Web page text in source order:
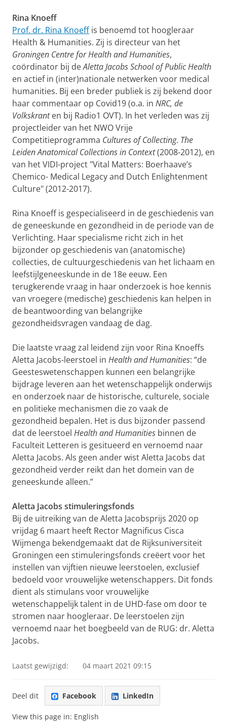
Rina Knoeff
Prof. dr. Rina Knoeffis benoemd tot hoogleraar
Health & Humanities. Zij is directeur van het
Groningen Centre for Health and Humanities,
coördinator bij deAletta Jacobs School of Public Health
en actief in (inter)nationale netwerken voor medical
humanities. Bij een breder publiek is zij bekend door
haar commentaar op Covid19 (o.a. in NRC, de
Volkskranten bij Radio1 OVT). In het verleden was zij
projectleider van het NWO Vrije
Competitieprogramma Cultures of Collecting. The
Leiden Anatomical Collections in Context(2008-2012), en
van het VIDI-project "Vital Matters: Boerhaave’s
Chemico- Medical Legacy and Dutch Enlightenment
Culture" (2012-2017).
Rina Knoeff is gespecialiseerd in de geschiedenis van
de geneeskunde en gezondheid in de periode van de
Verlichting. Haar specialisme richt zich in het
bijzonder op geschiedenis van (anatomische)
collecties, de cultuurgeschiedenis van het lichaam en
leefstijlgeneeskunde in de 18e eeuw. Een
terugkerende vraag in haar onderzoek is hoe kennis
van vroegere (medische) geschiedenis kan helpen in
de beantwoording van belangrijke
gezondheidsvragen vandaag de dag.
Die laatste vraag zal leidend zijn voor Rina Knoeffs
Aletta Jacobs-leerstoel in Health and Humanities: “de
Geesteswetenschappen kunnen een belangrijke
bijdrage leveren aan het wetenschappelijk onderwijs
en onderzoek naar de historische, culturele, sociale
en politieke mechanismen die zo vaak de
gezondheid bepalen. Het is dus bijzonder passend
dat de leerstoel Health and Humanities binnen de
Faculteit Letteren is gesitueerd en vernoemd naar
Aletta Jacobs. Als geen ander wist Aletta Jacobs dat
gezondheid verder reikt dan het domein van de
geneeskunde alleen.”
Aletta Jacobs stimuleringsfonds
Bij de uitreiking van de Aletta Jacobsprijs 2020 op
vrijdag 6 maart heeft Rector Magnificus Cisca
Wijmenga bekendgemaakt dat de Rijksuniversiteit
Groningen een stimuleringsfonds creëert voor het
instellen van vijftien nieuwe leerstoelen, exclusief
bedoeld voor vrouwelijke wetenschappers. Dit fonds
dient als stimulans voor vrouwelijke
wetenschappelijk talent in de UHD-fase om door te
stromen naar hoogleraar. De leerstoelen zijn
vernoemd naar het boegbeeld van de RUG: dr. Aletta
Jacobs.
Laatst gewijzigd: 04 maart 2021 09:15
Deel dit Facebook LinkedIn
View this page in: English